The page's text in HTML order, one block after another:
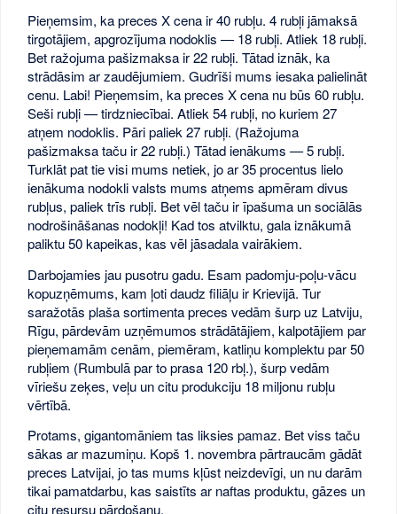
Pieņemsim, ka preces X cena ir 40 rubļu. 4 rubļi jāmaksā
tirgotājiem, apgrozījuma nodoklis — 18 rubļi. Atliek 18 rubļi.
Bet ražojuma pašizmaksa ir 22 rubļi. Tātad iznāk, ka
strādāsim ar zaudējumiem. Gudrīši mums iesaka palielināt
cenu. Labi! Pieņemsim, ka preces X cena nu būs 60 rubļu.
Seši rubļi — tirdzniecībai. Atliek 54 rubļi, no kuriem 27
atņem nodoklis. Pāri paliek 27 rubļi. (Ražojuma
pašizmaksa taču ir 22 rubļi.) Tātad ienākums — 5 rubļi.
Turklāt pat tie visi mums netiek, jo ar 35 procentus lielo
ienākuma nodokli valsts mums atņems apmēram divus
rubļus, paliek trīs rubļi. Bet vēl taču ir īpašuma un sociālās
nodrošināšanas nodokļi! Kad tos atvilktu, gala iznākumā
paliktu 50 kapeikas, kas vēl jāsadala vairākiem.
Darbojamies jau pusotru gadu. Esam padomju-poļu-vācu
kopuzņēmums, kam ļoti daudz filiāļu ir Krievijā. Tur
saražotās plaša sortimenta preces vedām šurp uz Latviju,
Rīgu, pārdevām uzņēmumos strādātājiem, kalpotājiem par
pieņemamām cenām, piemēram, katliņu komplektu par 50
rubļiem (Rumbulā par to prasa 120 rbļ.), šurp vedām
vīriešu zeķes, veļu un citu produkciju 18 miljonu rubļu
vērtībā.
Protams, gigantomāniem tas liksies pamaz. Bet viss taču
sākas ar mazumiņu. Kopš 1. novembra pārtraucām gādāt
preces Latvijai, jo tas mums kļūst neizdevīgi, un nu darām
tikai pamatdarbu, kas saistīts ar naftas produktu, gāzes un
citu resursu pārdošanu.